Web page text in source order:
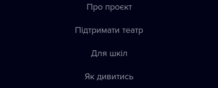
Про проєкт
Підтримати театр
Для шкіл
Як дивитись